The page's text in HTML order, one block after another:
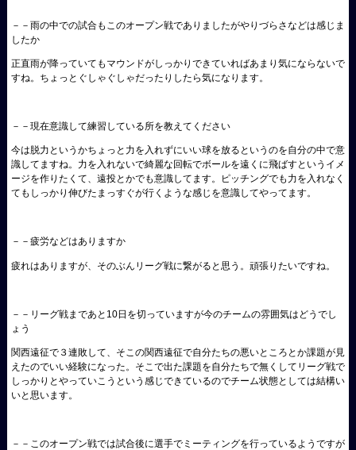
－－雨の中での試合もこのオープン戦でありましたがやりづらさなどは感じま
したか
正直雨が降っていてもマウンドがしっかりできていればあまり気にならないで
すね。ちょっとぐしゃぐしゃだったりしたら気になります。
－－現在意識して練習している所を教えてください
今は脱力というかちょっと力を入れずにいい球を放るというのを自分の中で意
識してますね。力を入れないで綺麗な回転でボールを遠くに飛ばすというイメ
ージを作りたくて、遠投とかでも意識してます。ピッチングでも力を入れなく
てもしっかり伸びたまっすぐが行くような感じを意識してやってます。
－－疲労などはありますか
疲れはありますが、そのぶんリーグ戦に繋がると思う。頑張りたいですね。
－－リーグ戦まであと10日を切っていますが今のチームの雰囲気はどうでし
ょう
関西遠征で３連敗して、そこの関西遠征で自分たちの悪いところとか課題が見
えたのでいい経験になった。そこで出た課題を自分たちで無くしてリーグ戦で
しっかりとやっていこうという感じできているのでチーム状態としては結構い
いと思います。
－－このオープン戦では試合後に選手でミーティングを行っているようですが